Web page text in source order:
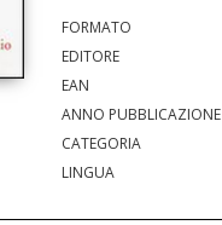
FORMATO
EDITORE
EAN
ANNO PUBBLICAZIONE
CATEGORIA
LINGUA